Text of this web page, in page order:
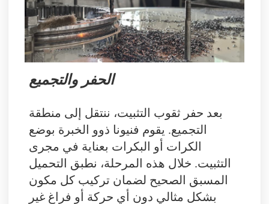
الحفر والتجميع
بعد حفر ثقوب التثبيت، ننتقل إلى منطقة
التجميع. يقوم فنيونا ذوو الخبرة بوضع
الكرات أو البكرات بعناية في مجرى
التثبيت. خلال هذه المرحلة، نطبق التحميل
المسبق الصحيح لضمان تركيب كل مكون
بشكل مثالي دون أي حركة أو فراغ غير